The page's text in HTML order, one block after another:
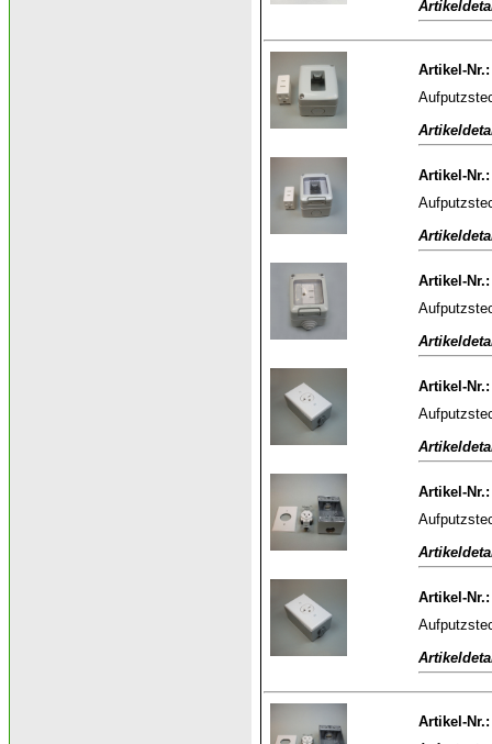
Artikel-Nr.:
Artikel-Nr.:
Artikel-Nr.:
Artikel-Nr.:
Artikel-Nr.:
Artikel-Nr.:
Artikel-Nr.: